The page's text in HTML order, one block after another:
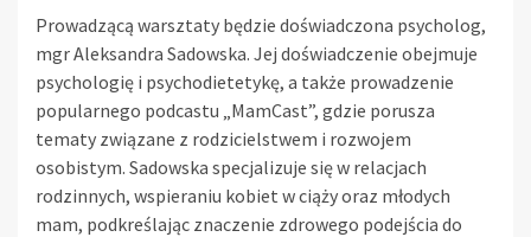
Prowadzącą warsztaty będzie doświadczona psycholog,
mgr Aleksandra Sadowska. Jej doświadczenie obejmuje
psychologię i psychodietetykę, a także prowadzenie
popularnego podcastu „MamCast”, gdzie porusza
tematy związane z rodzicielstwem i rozwojem
osobistym. Sadowska specjalizuje się w relacjach
rodzinnych, wspieraniu kobiet w ciąży oraz młodych
mam, podkreślając znaczenie zdrowego podejścia do